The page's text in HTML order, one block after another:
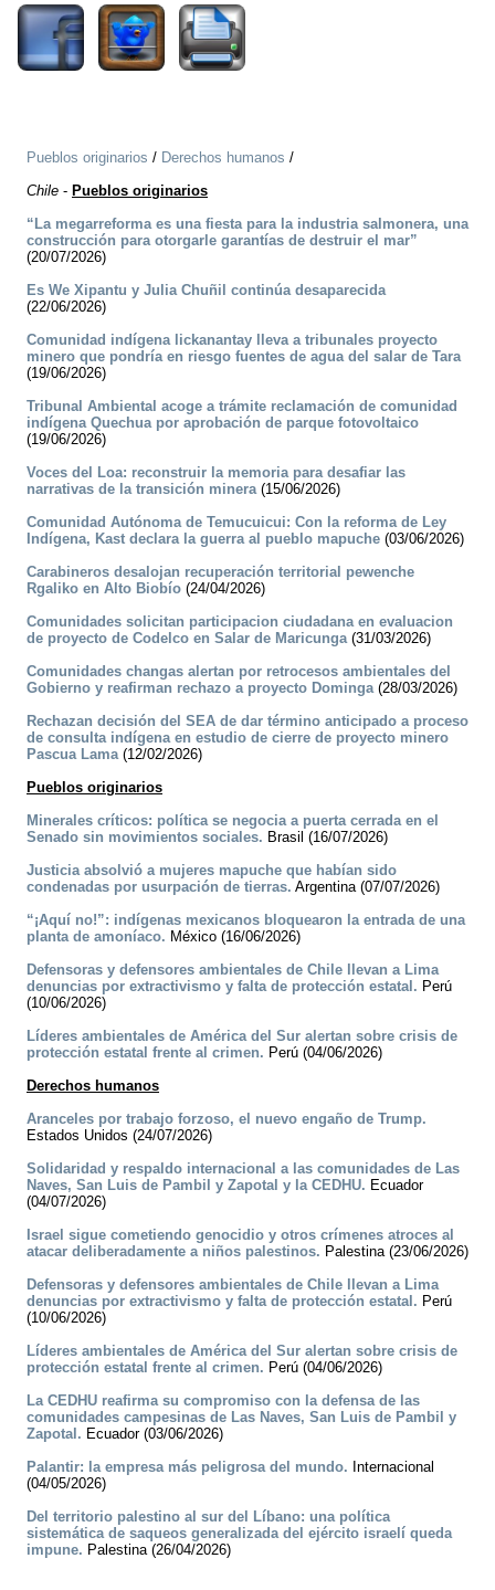
Pueblos originarios / Derechos humanos /
Chile - Pueblos originarios
“La megarreforma es una fiesta para la industria salmonera, una
construcción para otorgarle garantías de destruir el mar”
(20/07/2026)
Es We Xipantu y Julia Chuñil continúa desaparecida
(22/06/2026)
Comunidad indígena lickanantay lleva a tribunales proyecto
minero que pondría en riesgo fuentes de agua del salar de Tara
(19/06/2026)
Tribunal Ambiental acoge a trámite reclamación de comunidad
indígena Quechua por aprobación de parque fotovoltaico
(19/06/2026)
Voces del Loa: reconstruir la memoria para desafiar las
narrativas de la transición minera(15/06/2026)
Comunidad Autónoma de Temucuicui: Con la reforma de Ley
Indígena, Kast declara la guerra al pueblo mapuche (03/06/2026)
Carabineros desalojan recuperación territorial pewenche
Rgaliko en Alto Biobío (24/04/2026)
Comunidades solicitan participacion ciudadana en evaluacion
de proyecto de Codelco en Salar de Maricunga(31/03/2026)
Comunidades changas alertan por retrocesos ambientales del
Gobierno y reafirman rechazo a proyecto Dominga(28/03/2026)
Rechazan decisión del SEA de dar término anticipado a proceso
de consulta indígena en estudio de cierre de proyecto minero
Pascua Lama(12/02/2026)
Pueblos originarios
Minerales críticos: política se negocia a puerta cerrada en el
Senado sin movimientos sociales. Brasil (16/07/2026)
Justicia absolvió a mujeres mapuche que habían sido
condenadas por usurpación de tierras. Argentina (07/07/2026)
“¡Aquí no!”: indígenas mexicanos bloquearon la entrada de una
planta de amoníaco. México (16/06/2026)
Defensoras y defensores ambientales de Chile llevan a Lima
denuncias por extractivismo y falta de protección estatal. Perú
(10/06/2026)
Líderes ambientales de América del Sur alertan sobre crisis de
protección estatal frente al crimen. Perú (04/06/2026)
Derechos humanos
Aranceles por trabajo forzoso, el nuevo engaño de Trump.
Estados Unidos (24/07/2026)
Solidaridad y respaldo internacional a las comunidades de Las
Naves, San Luis de Pambil y Zapotal y la CEDHU. Ecuador
(04/07/2026)
Israel sigue cometiendo genocidio y otros crímenes atroces al
atacar deliberadamente a niños palestinos. Palestina (23/06/2026)
Defensoras y defensores ambientales de Chile llevan a Lima
denuncias por extractivismo y falta de protección estatal. Perú
(10/06/2026)
Líderes ambientales de América del Sur alertan sobre crisis de
protección estatal frente al crimen. Perú (04/06/2026)
La CEDHU reafirma su compromiso con la defensa de las
comunidades campesinas de Las Naves, San Luis de Pambil y
Zapotal. Ecuador (03/06/2026)
Palantir: la empresa más peligrosa del mundo. Internacional
(04/05/2026)
Del territorio palestino al sur del Líbano: una política
sistemática de saqueos generalizada del ejército israelí queda
impune. Palestina (26/04/2026)